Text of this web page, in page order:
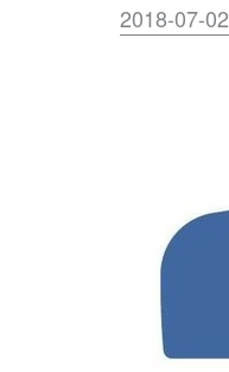
2018-07-02